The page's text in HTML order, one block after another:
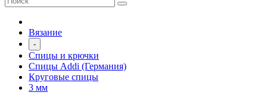
Вязание
-
Спицы и крючки
Спицы Addi (Германия)
Круговые спицы
3 мм